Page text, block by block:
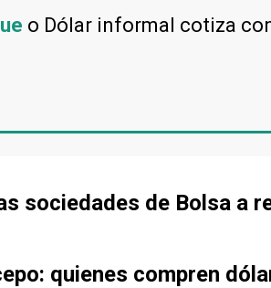
o Dólar informal cotiza
sociedades de Bolsa a
quienes compren